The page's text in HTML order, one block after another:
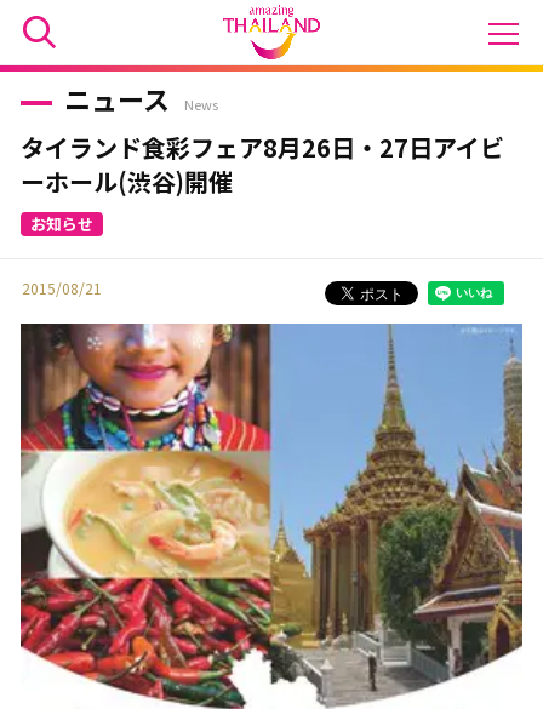
ニュース News
タイランド食彩フェア8月26日・27日アイビ
ーホール(渋谷)開催
2015/08/21